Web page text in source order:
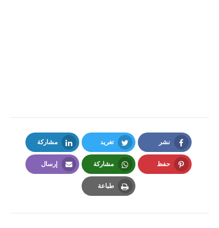
نشر
Facebook
تغريد
Twitter
مشاركة
LinkedIn
حفظ مشاركة
Whatsapp
إرسال
طباعة